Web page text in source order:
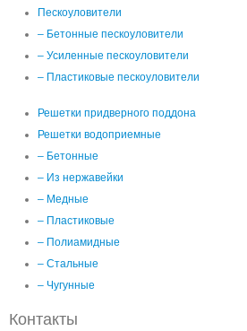
Пескоуловители
– Бетонные пескоуловители
– Усиленные пескоуловители
– Пластиковые пескоуловители
Решетки придверного поддона
Решетки водоприемные
– Бетонные
– Из нержавейки
– Медные
– Пластиковые
– Полиамидные
– Стальные
– Чугунные
Контакты